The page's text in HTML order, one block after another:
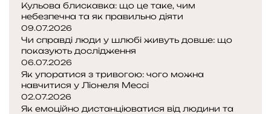
с
и
л
ь
н
ш
и
м
м
о
ж
у
т
ь
н
е
Кульова блискавка: що це таке, чим
небезпечна та як правильно діяти
09.07.2026
Чи справді люди у шлюбі живуть довше: що
показують дослідження
06.07.2026
Як упоратися з тривогою: чого можна
навчитися у Ліонеля Мессі
02.07.2026
Як емоційно дистанціюватися від людини та